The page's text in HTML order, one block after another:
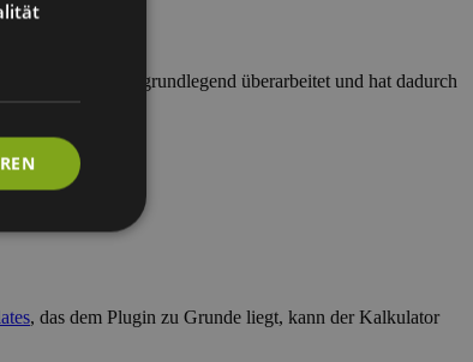
allerdings grundlegend überarbeitet und hat dadurch
Lizenz.
, das dem Plugin zu Grunde liegt, kann der Kalkulator